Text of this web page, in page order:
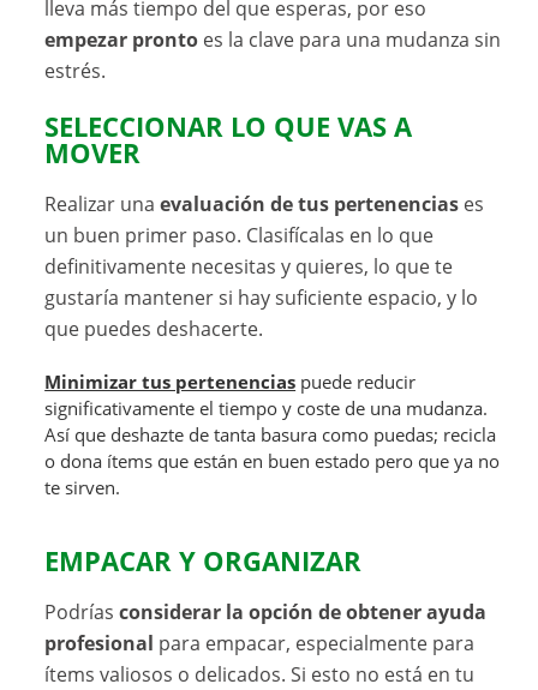
lleva más tiempo del que esperas, por eso
empezar pronto es la clave para una mudanza sin
estrés.
SELECCIONAR LO QUE VAS A
MOVER
Realizar unaevaluación de tus pertenencias es
un buen primer paso. Clasifícalas en lo que
definitivamente necesitas y quieres, lo que te
gustaría mantener si hay suficiente espacio, y lo
que puedes deshacerte.
Minimizar tus pertenencias puede reducir
significativamente el tiempo y coste de una mudanza.
Así que deshazte de tanta basura como puedas; recicla
o dona ítems que están en buen estado pero que ya no
te sirven.
EMPACAR Y ORGANIZAR
Podríasconsiderar la opción de obtener ayuda
profesional para empacar, especialmente para
ítems valiosos o delicados. Si esto no está en tu